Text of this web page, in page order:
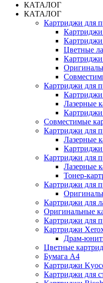
КАТАЛОГ
КАТАЛОГ
Картриджи для
Картриджи
Цветные
Картриджи
Картриджи для
Картриджи
Лазерные
Картриджи
Совместимые
Картриджи для
Лазерные
Картриджи для
Лазерные
Тонер-
Картриджи для
Картриджи для
Оригинальные
Картриджи для
Картриджи
Драм-
Цветные
Бумага А4
Картриджи
Картриджи для